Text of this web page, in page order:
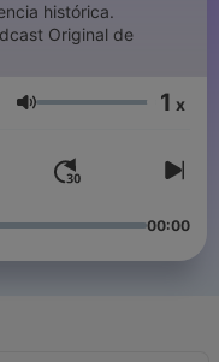
Volumen 1 x
00:00